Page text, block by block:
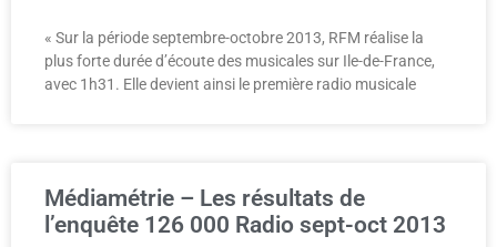
« Sur la période septembre-octobre 2013, RFM réalise la
plus forte durée d’écoute des musicales sur Ile-de-France,
avec 1h31. Elle devient ainsi le première radio musicale
Médiamétrie – Les résultats de
l’enquête 126 000 Radio sept-oct 2013